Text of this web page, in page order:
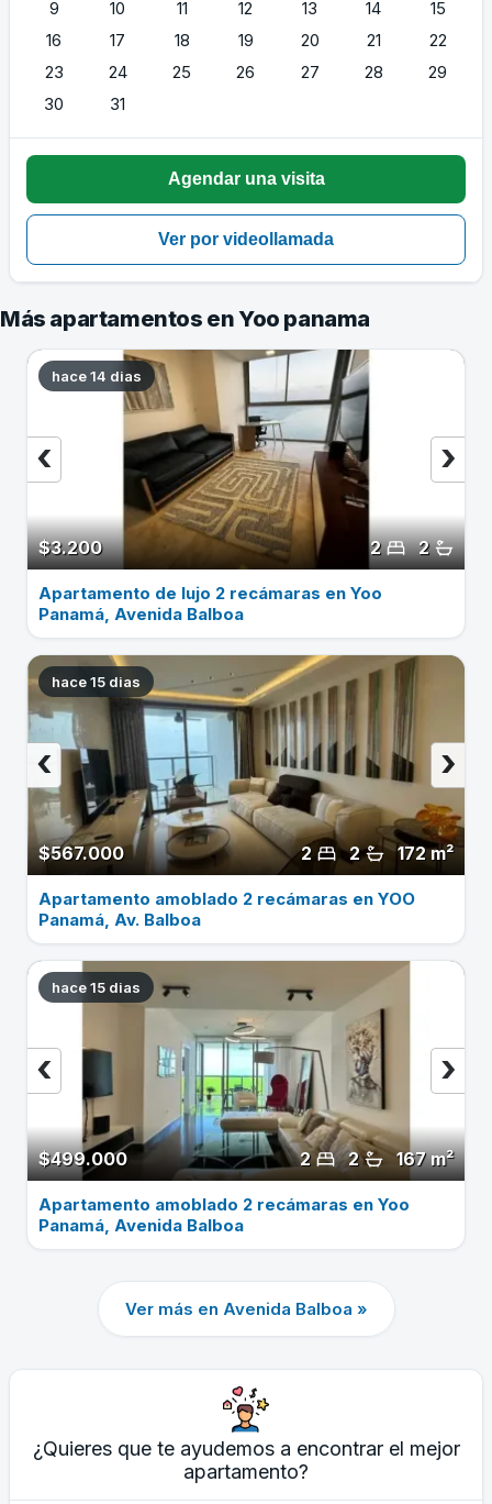
9 10 11 12 13 14
15
16
17 18 19 20 21
22
23
24 25 26 27 28
29
30
31
Más apartamentos en Yoo panama
hace 14 dias
$3.200 2
2
›
‹
Apartamento de lujo 2 recámaras en Yoo
Panamá, Avenida Balboa
hace 15 dias
$567.000 172 m²
2
2
›
‹
Apartamento amoblado 2 recámaras en YOO
Panamá, Av. Balboa
hace 15 dias
$499.000 167 m²
2
2
›
‹
Apartamento amoblado 2 recámaras en Yoo
Panamá, Avenida Balboa
Ver más en Avenida Balboa »
¿Quieres que te ayudemos a encontrar el mejor
apartamento?